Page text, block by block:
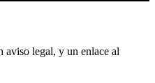
aviso legal, y un enlace al